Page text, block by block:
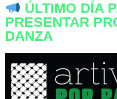
ÚLTIMO DÍA
PRESENTAR
DANZA